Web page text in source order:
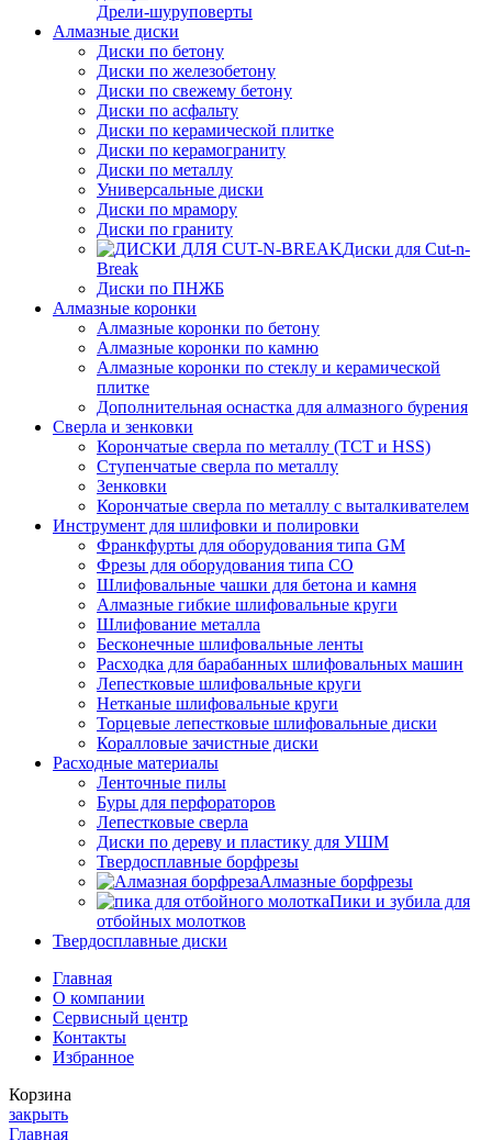
Дрели-шуруповерты
Алмазные диски
Диски по бетону
Диски по железобетону
Диски по свежему бетону
Диски по асфальту
Диски по керамической плитке
Диски по керамограниту
Диски по металлу
Универсальные диски
Диски по мрамору
Диски по граниту
Диски для Cut-n-
Break
Диски по ПНЖБ
Алмазные коронки
Алмазные коронки по бетону
Алмазные коронки по камню
Алмазные коронки по стеклу и керамической
плитке
Дополнительная оснастка для алмазного бурения
Сверла и зенковки
Корончатые сверла по металлу (TCT и HSS)
Ступенчатые сверла по металлу
Зенковки
Корончатые сверла по металлу c выталкивателем
Инструмент для шлифовки и полировки
Франкфурты для оборудования типа GM
Фрезы для оборудования типа СО
Шлифовальные чашки для бетона и камня
Алмазные гибкие шлифовальные круги
Шлифование металла
Бесконечные шлифовальные ленты
Расходка для барабанных шлифовальных машин
Лепестковые шлифовальные круги
Нетканые шлифовальные круги
Торцевые лепестковые шлифовальные диски
Коралловые зачистные диски
Расходные материалы
Ленточные пилы
Буры для перфораторов
Лепестковые сверла
Диски по дереву и пластику для УШМ
Твердосплавные борфрезы
Алмазные борфрезы
Пики и зубила для
отбойных молотков
Твердосплавные диски
Главная
О компании
Сервисный центр
Контакты
Избранное
Корзина
закрыть
Главная